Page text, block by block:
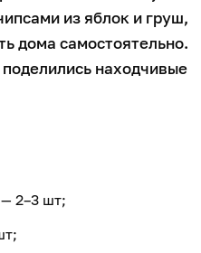
из яблок и груш,
дома самостоятельно.
находчивые
2–3 шт;